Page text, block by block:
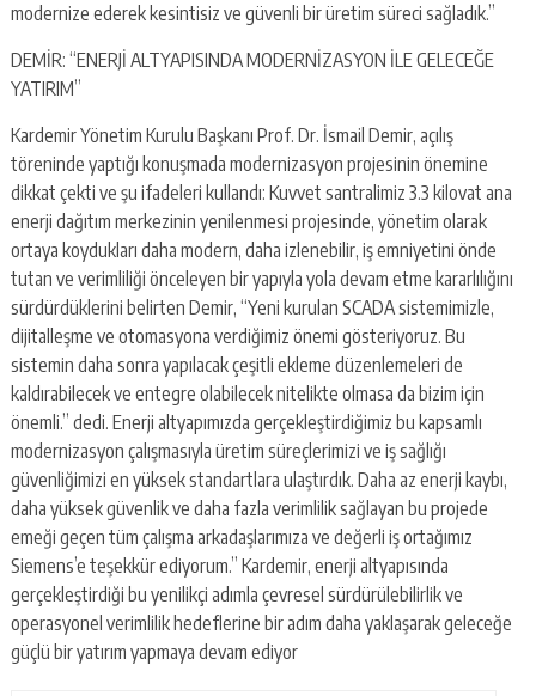
modernize ederek kesintisiz ve güvenli bir üretim süreci sağladık.”
DEMİR: “ENERJİ ALTYAPISINDA MODERNİZASYON İLE GELECEĞE
YATIRIM”
Kardemir Yönetim Kurulu Başkanı Prof. Dr. İsmail Demir, açılış
töreninde yaptığı konuşmada modernizasyon projesinin önemine
dikkat çekti ve şu ifadeleri kullandı: Kuvvet santralimiz 3.3 kilovat ana
enerji dağıtım merkezinin yenilenmesi projesinde, yönetim olarak
ortaya koydukları daha modern, daha izlenebilir, iş emniyetini önde
tutan ve verimliliği önceleyen bir yapıyla yola devam etme kararlılığını
sürdürdüklerini belirten Demir, “Yeni kurulan SCADA sistemimizle,
dijitalleşme ve otomasyona verdiğimiz önemi gösteriyoruz. Bu
sistemin daha sonra yapılacak çeşitli ekleme düzenlemeleri de
kaldırabilecek ve entegre olabilecek nitelikte olmasa da bizim için
önemli.” dedi. Enerji altyapımızda gerçekleştirdiğimiz bu kapsamlı
modernizasyon çalışmasıyla üretim süreçlerimizi ve iş sağlığı
güvenliğimizi en yüksek standartlara ulaştırdık. Daha az enerji kaybı,
daha yüksek güvenlik ve daha fazla verimlilik sağlayan bu projede
emeği geçen tüm çalışma arkadaşlarımıza ve değerli iş ortağımız
Siemens’e teşekkür ediyorum.” Kardemir, enerji altyapısında
gerçekleştirdiği bu yenilikçi adımla çevresel sürdürülebilirlik ve
operasyonel verimlilik hedeflerine bir adım daha yaklaşarak geleceğe
güçlü bir yatırım yapmaya devam ediyor